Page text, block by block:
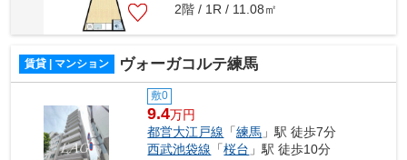
2階 / 1R / 11.08㎡
賃貸 | マンション ヴォーガコルテ練馬
敷0
9.4万円
都営大江戸線 「練馬 」駅 徒歩7分
西武池袋線 「桜台 」駅 徒歩10分